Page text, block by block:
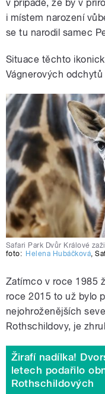
v případě, že by v
i místem narození
se tu narodil samec
Situace těchto
Vágnerových
Safari Park Dvůr Králové
foto: Helena Hubáčková,
Zatímco v roce 1985
roce 2015 to už bylo
nejohroženějších
Rothschildovy, je
Žirafí nadílka!
letech podařilo
Rothschildových